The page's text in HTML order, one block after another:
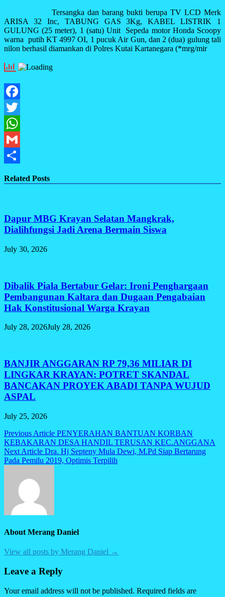
Tersangka dan barang bukti berupa TV LCD Merk
ARISA 32 Inc, TABUNG GAS 3Kg, KABEL LISTRIK 1
GULUNG (25 meter), 1 (satu) Unit Sepeda motor Honda Scoopy
warna putih KT 4997 OI, 1 pucuk Air Gun, dan 2 (dua) gulung tali
nilon berhasil diamankan di Polres Kutai Kartanegara (*mrg/mir
Facebook
Twitter
WhatsApp
Gmail
Related Posts
Dapur MBG Krayan Selatan Mangkrak,
Dialihfungsi Jadi Arena Bermain Siswa
July 30, 2026
Dibalik Piala Bertabur Gelar: Ironi Penghargaan
Pembangunan Kaltara dan Dugaan Pengabaian
Hak Konstitusional Warga Krayan
July 28, 2026July 28, 2026
BANJIR ANGGARAN RP 79,36 MILIAR DI
LINGKAR KRAYAN: POTRET SKANDAL
BANCAKAN PROYEK ABADI TANPA WUJUD
ASPAL
July 25, 2026
Post
navigation
Previous Article PENYERAHAN BANTUAN KORBAN
KEBAKARAN DESA HANDIL TERUSAN KEC.ANGGANA
Next Article Dra. Hj Septeny Mula Dewi, M.Pd Siap Bertarung
Pada Pemilu 2019, Optimis Terpilih
About Merang Daniel
View all posts by Merang Daniel →
Leave a Reply
Your email address will not be published. Required fields are